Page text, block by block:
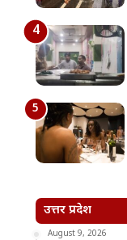
उत्तर प्रदेश
August 9, 2026